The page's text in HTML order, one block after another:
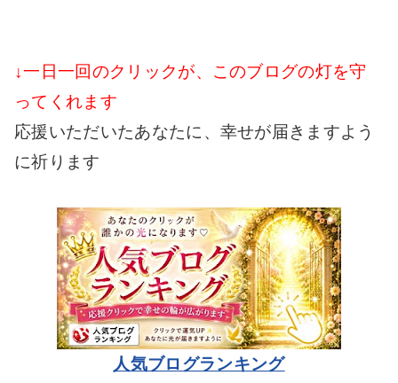
↓一日一回のクリックが、このブログの灯を守
ってくれます
応援いただいたあなたに、幸せが届きますよう
に祈ります
人気ブログランキング